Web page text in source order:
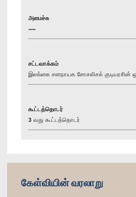
அமைச்சு
----
சட்டவாக்கம்
இலங்கை சனநாயக சோசலிசக் குடியரசின்
கூட்டத்தொடர்
3 வது கூட்டத்தொடர்
கேள்வியின் வரலாறு